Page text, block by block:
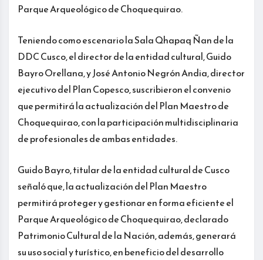
Parque Arqueológico de Choquequirao.
Teniendo como escenario la Sala Qhapaq Ñan de la
DDC Cusco, el director de la entidad cultural, Guido
Bayro Orellana, y José Antonio Negrón Andia, director
ejecutivo del Plan Copesco, suscribieron el convenio
que permitirá la actualización del Plan Maestro de
Choquequirao, con la participación multidisciplinaria
de profesionales de ambas entidades.
Guido Bayro, titular de la entidad cultural de Cusco
señaló que, la actualización del Plan Maestro
permitirá proteger y gestionar en forma eficiente el
Parque Arqueológico de Choquequirao, declarado
Patrimonio Cultural de la Nación, además, generará
su uso social y turístico, en beneficio del desarrollo